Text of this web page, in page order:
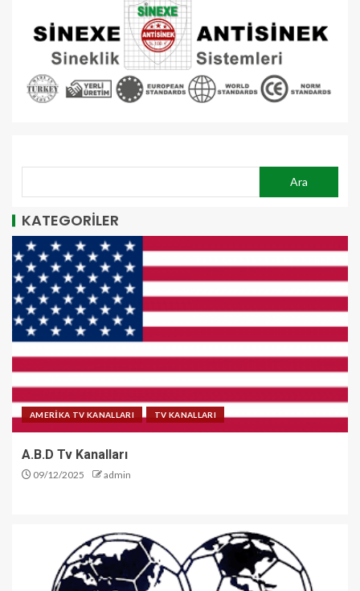
Ara
KATEGORİLER
AMERİKA TV KANALLARI TV KANALLARI
A.B.D Tv Kanalları
09/12/2025 admin